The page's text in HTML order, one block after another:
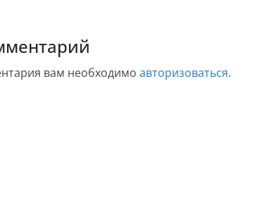
вам необходимо авторизоваться.